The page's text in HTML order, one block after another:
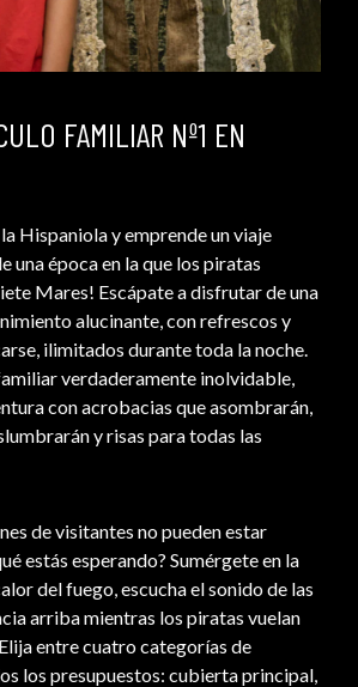
FAMILIAR Nº1 EN
Hispaniola y emprende un viaje
una época en la que los piratas
Mares! Escápate a disfrutar de una
alucinante, con refrescos y
ilimitados durante toda la noche.
verdaderamente inolvidable,
con acrobacias que asombrarán,
y risas para todas las
de visitantes no pueden estar
estás esperando? Sumérgete en la
del fuego, escucha el sonido de las
arriba mientras los piratas vuelan
entre cuatro categorías de
los presupuestos: cubierta principal,